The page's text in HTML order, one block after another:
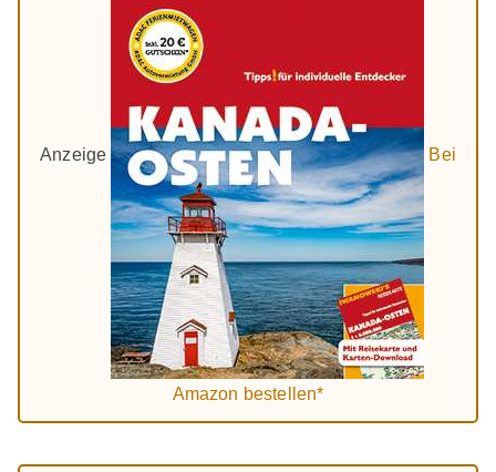
Anzeige Bei
Amazon bestellen*